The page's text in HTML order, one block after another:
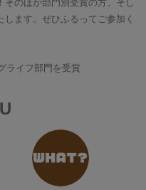
のほか部門別受賞の方、そし
ます。ぜひふるってご参加く
ライフ部門を受賞